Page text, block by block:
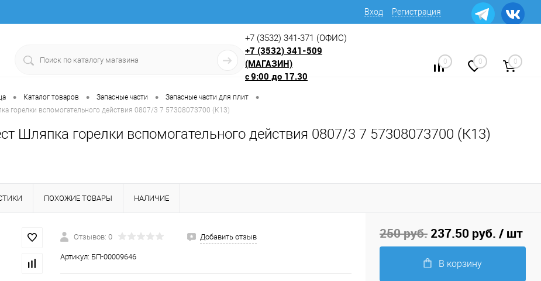
Вход Регистрация
+7 (3532) 341-371 (ОФИС)
+7 (3532) 341-509
(МАГАЗИН)
с9:00 до 17.30
0 0 0
• Каталог товаров • Запасные части • Запасные части для плит •
горелки вспомогательного действия 0807/3 7 57308073700 (К13)
Шляпка горелки вспомогательного действия 0807/3 7 57308073700 (К13)
ПОХОЖИЕ ТОВАРЫ НАЛИЧИЕ
Отзывов: 0 Добавить отзыв
Артикул: БП-00009646
250 руб. 237.50 руб. / шт
В корзину